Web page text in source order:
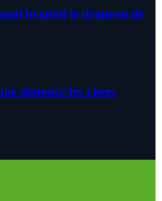
brandit le drapeau de
dénonce les visées